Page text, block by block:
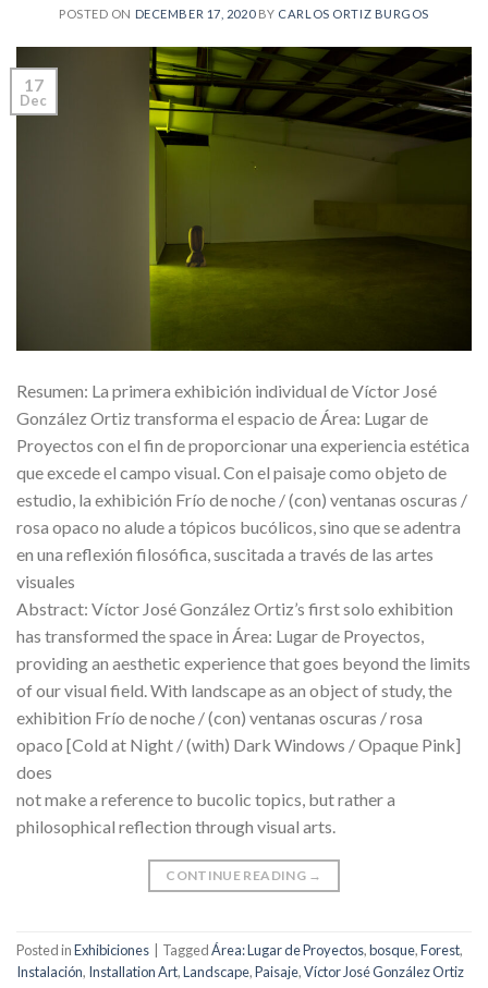
POSTED ON DECEMBER 17, 2020BY CARLOS ORTIZ BURGOS
17
Dec
Resumen: La primera exhibición individual de Víctor José
González Ortiz transforma el espacio de Área: Lugar de
Proyectos con el fin de proporcionar una experiencia estética
que excede el campo visual. Con el paisaje como objeto de
estudio, la exhibición Frío de noche / (con) ventanas oscuras /
rosa opaco no alude a tópicos bucólicos, sino que se adentra
en una reflexión filosófica, suscitada a través de las artes
visuales
Abstract: Víctor José González Ortiz’s first solo exhibition
has transformed the space in Área: Lugar de Proyectos,
providing an aesthetic experience that goes beyond the limits
of our visual field. With landscape as an object of study, the
exhibition Frío de noche / (con) ventanas oscuras / rosa
opaco [Cold at Night / (with) Dark Windows / Opaque Pink]
does
not make a reference to bucolic topics, but rather a
philosophical reflection through visual arts.
CONTINUE READING →
Posted inExhibiciones TaggedÁrea: Lugar de Proyectos,bosque,Forest,
Instalación, Installation Art,Landscape,Paisaje,Víctor José González Ortiz